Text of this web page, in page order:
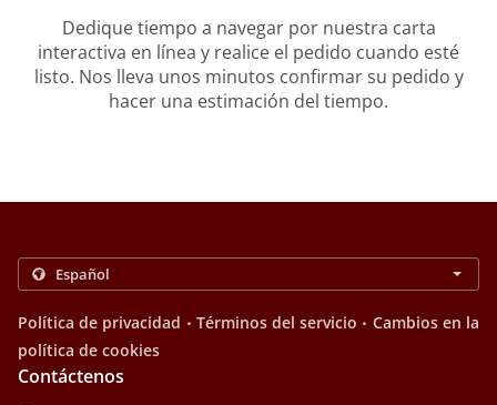
Dedique tiempo a navegar por nuestra carta
interactiva en línea y realice el pedido cuando esté
listo. Nos lleva unos minutos confirmar su pedido y
hacer una estimación del tiempo.
Política de privacidad . Términos del servicio . Cambios en la
política de cookies
Contáctenos